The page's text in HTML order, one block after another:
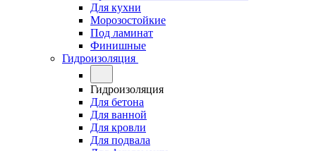
Для кухни
Морозостойкие
Под ламинат
Финишные
Гидроизоляция
Гидроизоляция
Для бетона
Для ванной
Для кровли
Для подвала